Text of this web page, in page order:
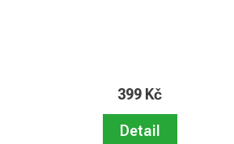
399 Kč
Detail